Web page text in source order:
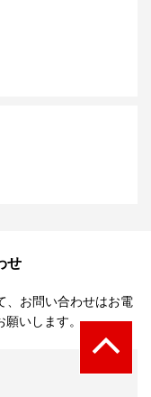
せ
、お問い合わせはお電
願いします。